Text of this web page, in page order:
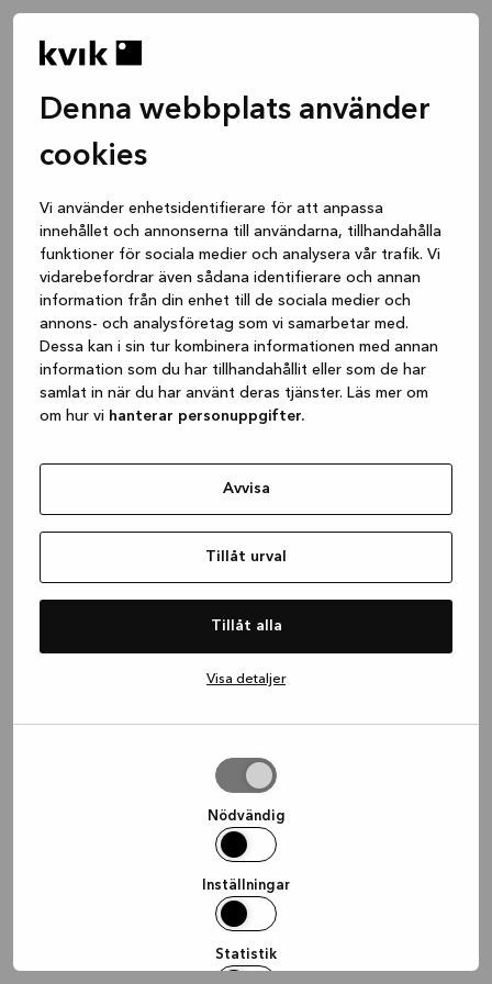
Denna webbplats använder
cookies
Vi använder enhetsidentifierare för att anpassa
innehållet och annonserna till användarna, tillhandahålla
funktioner för sociala medier och analysera vår trafik. Vi
vidarebefordrar även sådana identifierare och annan
information från din enhet till de sociala medier och
annons- och analysföretag som vi samarbetar med.
Dessa kan i sin tur kombinera informationen med annan
information som du har tillhandahållit eller som de har
samlat in när du har använt deras tjänster. Läs mer om
om hur vi hanterar personuppgifter.
Avvisa
Tillåt urval
Tillåt alla
Visa detaljer
Nödvändig
Inställningar
Statistik
(see the browser console for more
information).